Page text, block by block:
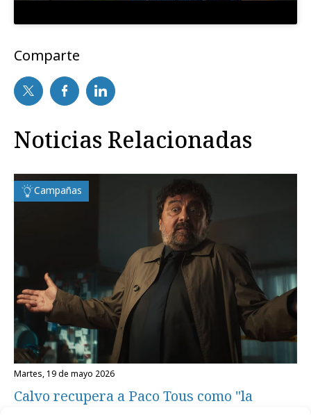
Comparte
Noticias Relacionadas
Campañas
martes, 19 de mayo 2026
Calvo recupera a Paco Tous como "la